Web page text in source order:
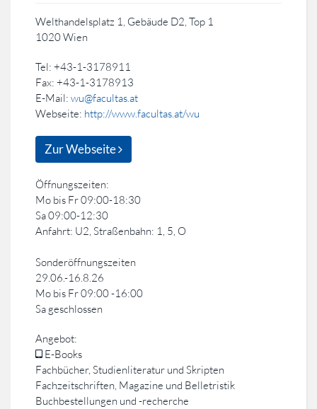
Welthandelsplatz 1, Gebäude D2, Top 1
1020 Wien
Tel: +43-1-3178911
Fax: +43-1-3178913
E-Mail: wu@facultas.at
Webseite: http://www.facultas.at/wu
Zur Webseite
Öffnungszeiten:
Mo bis Fr 09:00-18:30
Sa 09:00-12:30
Anfahrt: U2, Straßenbahn: 1, 5, O
Sonderöffnungszeiten
29.06.-16.8.26
Mo bis Fr 09:00 -16:00
Sa geschlossen
Angebot:
E-Books
Fachbücher, Studienliteratur und Skripten
Fachzeitschriften, Magazine und Belletristik
Buchbestellungen und -recherche